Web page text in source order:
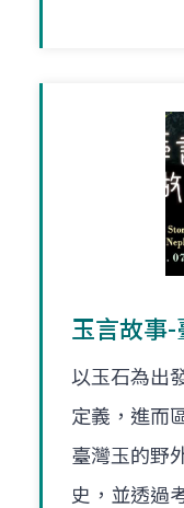
玉言故事-
以玉石為出
定義，進而
臺灣玉的野
史，並透過